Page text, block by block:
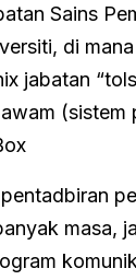
Sains
di
jabatan
masa,